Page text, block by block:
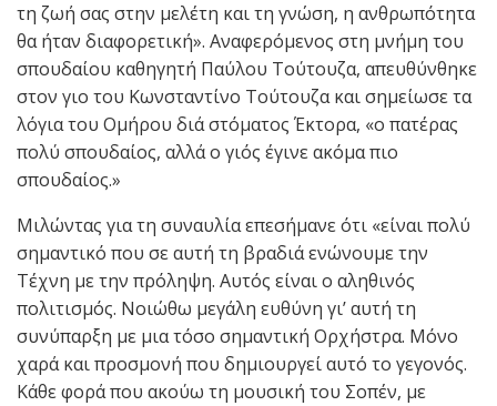
τη ζωή σας στην μελέτη και τη γνώση, η ανθρωπότητα
θα ήταν διαφορετική». Αναφερόμενος στη μνήμη του
σπουδαίου καθηγητή Παύλου Τούτουζα, απευθύνθηκε
στον γιo του Κωνσταντίνο Τούτουζα και σημείωσε τα
λόγια του Ομήρου διά στόματος Έκτορα, «ο πατέρας
πολύ σπουδαίος, αλλά ο γιός έγινε ακόμα πιο
σπουδαίος.»
Μιλώντας για τη συναυλία επεσήμανε ότι «είναι πολύ
σημαντικό που σε αυτή τη βραδιά ενώνουμε την
Τέχνη με την πρόληψη. Αυτός είναι ο αληθινός
πολιτισμός. Νοιώθω μεγάλη ευθύνη γι’ αυτή τη
συνύπαρξη με μια τόσο σημαντική Ορχήστρα. Μόνο
χαρά και προσμονή που δημιουργεί αυτό το γεγονός.
Κάθε φορά που ακούω τη μουσική του Σοπέν, με